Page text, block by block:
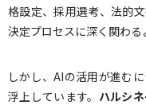
格設定、採用選考、法的
決定プロセスに深く関わる
しかし、AIの活用が進む
浮上しています。 ハルシ